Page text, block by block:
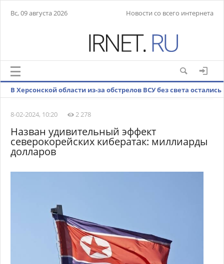
Вс, 09 августа 2026 Новости со всего интернета
В Херсонской области из-за обстрелов ВСУ без света остались
8-02-2024, 10:20
2 278
Назван удивительный эффект
северокорейских кибератак: миллиарды
долларов